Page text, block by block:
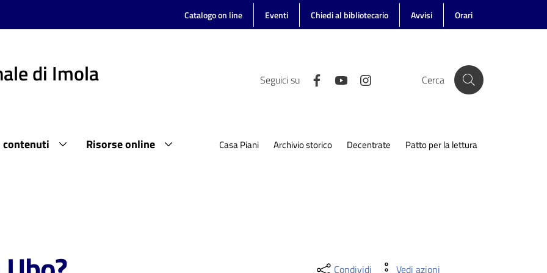
Catalogo on line Eventi Chiedi al bibliotecario Avvisi Orari
di Imola Seguici su Cerca
contenuti Risorse online Casa Piani Archivio storico Decentrate Patto per la lettura
Condividi Vedi azioni